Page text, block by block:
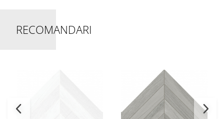
RECOMANDARI